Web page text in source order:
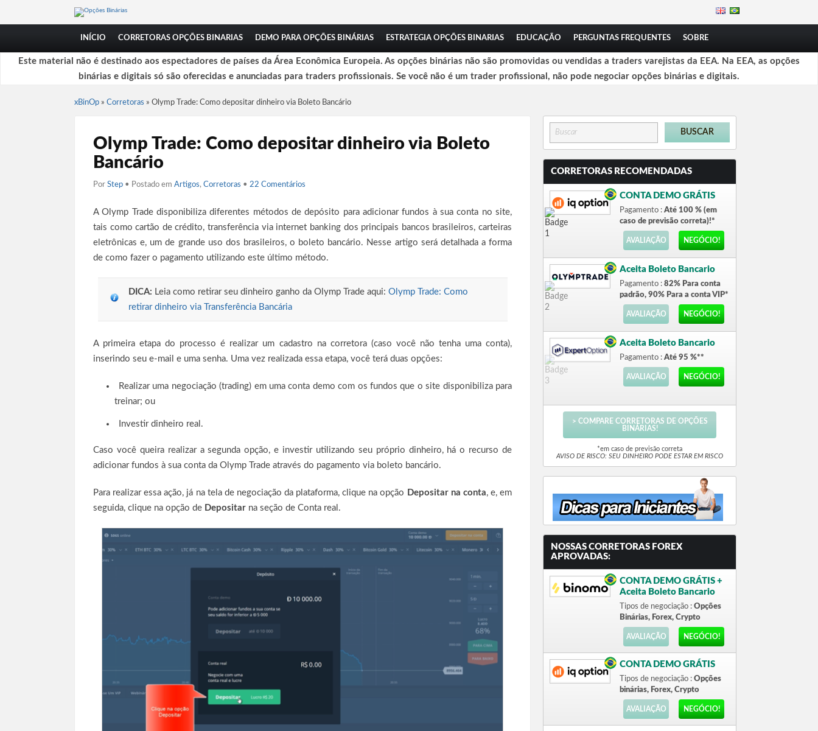
INÍCIO CORRETORAS OPÇÕES BINARIAS DEMO PARA OPÇÕES BINÁRIAS ESTRATEGIA OPÇÕES BINARIAS EDUCAÇÃO PERGUNTAS FREQUENTES SOBRE
Este material não é destinado aos espectadores de países da Área Econômica Europeia. As opções binárias não são promovidas ou vendidas a traders varejistas da EEA. Na EEA, as opções
binárias e digitais só são oferecidas e anunciadas para traders profissionais. Se você não é um trader profissional, não pode negociar opções binárias e digitais.
xBinOp » Corretoras » Olymp Trade: Como depositar dinheiro via Boleto Bancário
Olymp Trade: Como depositar dinheiro via Boleto
Bancário
Por Step • Postado em Artigos, Corretoras • 22 Comentários
A Olymp Trade disponibiliza diferentes métodos de depósito para adicionar fundos à sua conta no site,
tais como cartão de crédito, transferência via internet banking dos principais bancos brasileiros, carteiras
eletrônicas e, um de grande uso dos brasileiros, o boleto bancário. Nesse artigo será detalhada a forma
de como fazer o pagamento utilizando este último método.
DICA: Leia como retirar seu dinheiro ganho da Olymp Trade aqui: Olymp Trade: Como
retirar dinheiro via Transferência Bancária
A primeira etapa do processo é realizar um cadastro na corretora (caso você não tenha uma conta),
inserindo seu e-mail e uma senha. Uma vez realizada essa etapa, você terá duas opções:
Realizar uma negociação (trading) em uma conta demo com os fundos que o site disponibiliza para
treinar; ou
Investir dinheiro real.
Caso você queira realizar a segunda opção, e investir utilizando seu próprio dinheiro, há o recurso de
adicionar fundos à sua conta da Olymp Trade através do pagamento via boleto bancário.
Para realizar essa ação, já na tela de negociação da plataforma, clique na opção Depositar na conta, e, em
seguida, clique na opção de Depositar na seção de Conta real.
CORRETORAS RECOMENDADAS
CONTA DEMO GRÁTIS
Pagamento : Até 100 % (em
caso de previsão correta)!*
AVALIAÇÃO NEGÓCIO!
Aceita Boleto Bancario
Pagamento : 82% Para conta
padrão, 90% Para a conta VIP*
AVALIAÇÃO NEGÓCIO!
Aceita Boleto Bancario
Pagamento : Até 95 %**
AVALIAÇÃO NEGÓCIO!
> COMPARE CORRETORAS DE OPÇÕES
BINÁRIAS!
*em caso de previsão correta
AVISO DE RISCO: SEU DINHEIRO PODE ESTAR EM RISCO
NOSSAS CORRETORAS FOREX
APROVADAS:
CONTA DEMO GRÁTIS +
Aceita Boleto Bancario
Tipos de negociação : Opções
Binárias, Forex, Crypto
AVALIAÇÃO NEGÓCIO!
CONTA DEMO GRÁTIS
Tipos de negociação : Opções
binárias, Forex, Crypto
AVALIAÇÃO NEGÓCIO!